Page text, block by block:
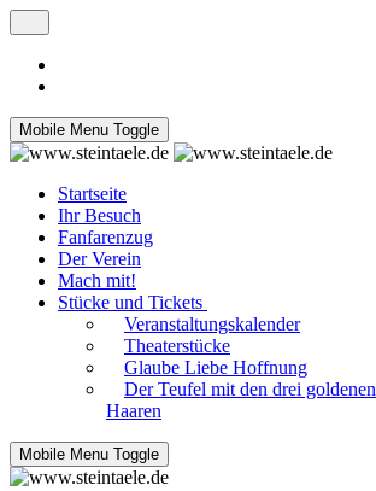
Mobile Menu Toggle
Startseite
Ihr Besuch
Fanfarenzug
Der Verein
Mach mit!
Stücke und Tickets
Veranstaltungskalender
Theaterstücke
Glaube Liebe Hoffnung
Der Teufel mit den drei goldenen
Haaren
Mobile Menu Toggle